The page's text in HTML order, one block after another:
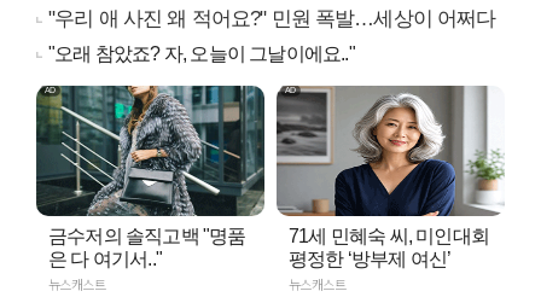
"우리 애 사진 왜 적어요?" 민원 폭발…세상이 어쩌다
"오래 참았죠? 자, 오늘이 그날이에요.."
금수저의 솔직고백 "명품
은 다 여기서.."
뉴스캐스트
71세 민혜숙 씨, 미인대회
평정한 ‘방부제 여신’
뉴스캐스트